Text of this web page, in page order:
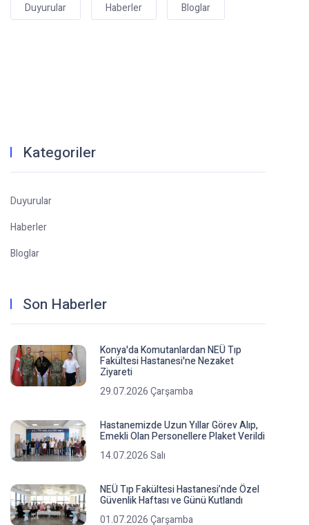
Duyurular
Haberler Bloglar
Kategoriler
Duyurular
Haberler
Bloglar
Son Haberler
Konya'da Komutanlardan NEÜ Tıp
Fakültesi Hastanesi'ne Nezaket
Ziyareti
29.07.2026 Çarşamba
Hastanemizde Uzun Yıllar Görev Alıp,
Emekli Olan Personellere Plaket Verildi
14.07.2026 Salı
NEÜ Tıp Fakültesi Hastanesi’nde Özel
Güvenlik Haftası ve Günü Kutlandı
01.07.2026 Çarşamba